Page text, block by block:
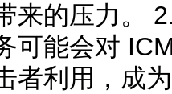
来的压力。
可能会对
者利用，成